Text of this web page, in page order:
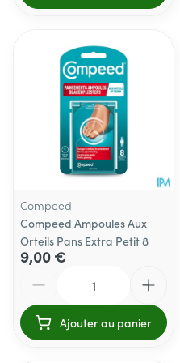
Compeed
Compeed Ampoules Aux
Orteils Pans Extra Petit 8
9,00 €
Ajouter au panier